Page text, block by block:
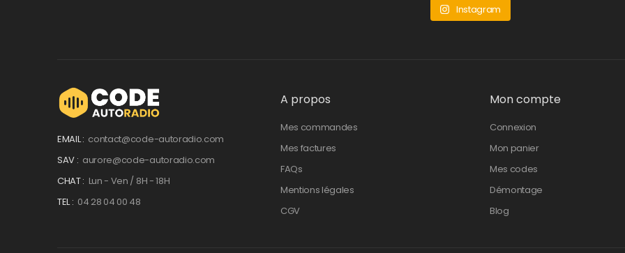
Instagram
EMAIL : contact@code-autoradio.com
SAV : aurore@code-autoradio.com
CHAT : Lun - Ven / 8H - 18H
TEL : 04 28 04 00 48
A propos
Mes commandes
Mes factures
FAQs
Mentions légales
CGV
Mon compte
Connexion
Mon panier
Mes codes
Démontage
Blog